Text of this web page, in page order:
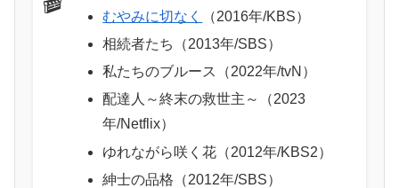
むやみに切なく
（2016年/KBS）
相続者たち（2013年/SBS）
私たちのブルース（2022年/tvN）
配達人～終末の救世主～（2023
年/Netflix）
ゆれながら咲く花（2012年/KBS2）
紳士の品格（2012年/SBS）